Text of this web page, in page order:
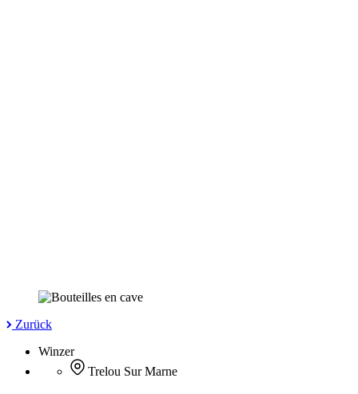
Zurück
Winzer
Trelou Sur Marne